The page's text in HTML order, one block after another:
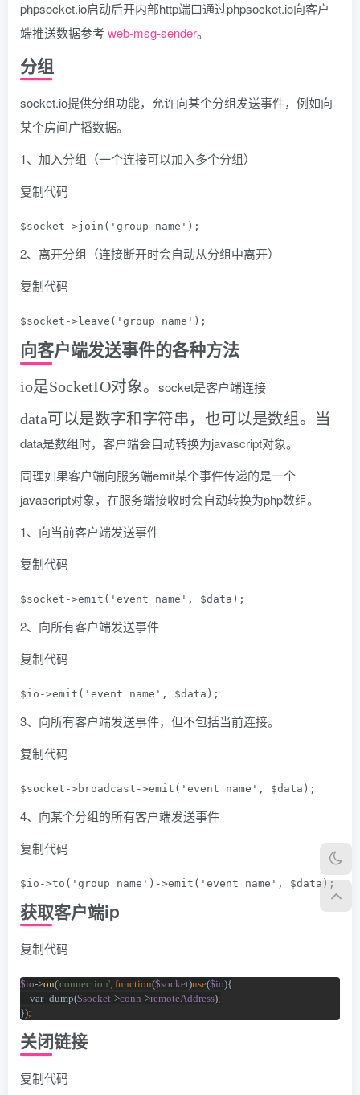
phpsocket.io启动后开内部http端口通过phpsocket.io向客户
端推送数据参考 web-msg-sender。
分组
socket.io提供分组功能，允许向某个分组发送事件，例如向
某个房间广播数据。
1、加入分组（一个连接可以加入多个分组）
复制代码
$socket->join('group name');
2、离开分组（连接断开时会自动从分组中离开）
复制代码
$socket->leave('group name');
向客户端发送事件的各种方法
io是SocketIO对象。
��是��������对象。
socket是客户端连接
data可以是数字和 字符串，也可以是数组 。 当
����可以是数字和字符串，也可以是数组。当
data是数组时，客户端会自动转换为javascript对象。
同理如果客户端向服务端emit某个事件传递的是一个
javascript对象，在服务端接收时会自动转换为php数组。
1、向当前客户端发送事件
复制代码
$socket->emit('event name', $data);
2、向所有客户端发送事件
复制代码
$io->emit('event name', $data);
3、向所有客户端发送事件，但不包括当前连接。
复制代码
$socket->broadcast->emit('event name', $data);
4、向某个分组的所有客户端发送事件
复制代码
$io->to('group name')->emit('event name', $data);
获取客户端ip
复制代码
$io->on('connection' , function($socket)use($io){
var_dump($socket->conn->remoteAddress);
});
关闭链接
复制代码